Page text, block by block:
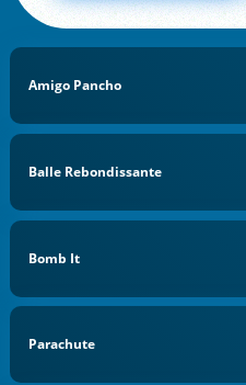
Amigo Pancho
Balle Rebondissante
Bomb It
Parachute